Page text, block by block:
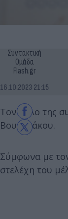
Συντακτική
Ομάδα
Flash.gr
16.10.2023 21:15
Τον ρόλο της
Βουτυράκου.
Σύμφωνα με
στελέχη του